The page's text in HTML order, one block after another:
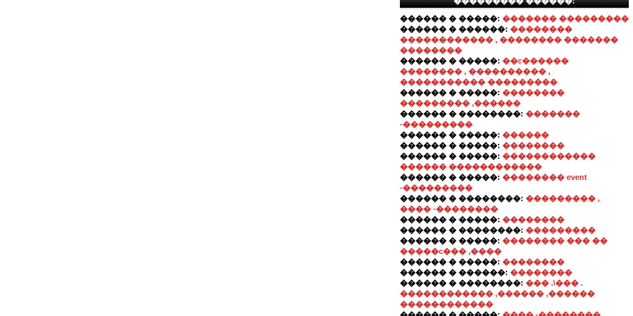
������ � �����: ������� ���������
������ � ������: ��������
������������ , �������� �������
��������
������ � �����: ��c������
�������� , ���������� ,
����������� ���������
������ � �����: ��������
��������� ,������
������ � ��������: �������
-���������
������ � �����: ������
������ � �����: ��������
������ � �����: ������������
������ ������������
������ � �����: �������� event
-���������
������ � ��������: ��������� ,
���� -��������
������ � �����: ��������
������ � ��������: ���������
������ � �����: �������� ��� ��
�����ϲ��� ,����
������ � �����: ��������
������ � ������: ��������
������ � ��������: ��� .\��� .
������������ ,������ ,������
������������